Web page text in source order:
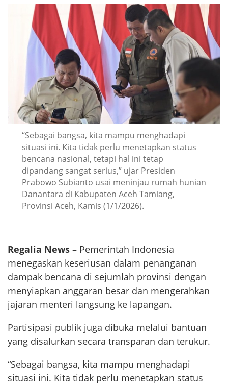
“Sebagai bangsa, kita mampu menghadapi
situasi ini. Kita tidak perlu menetapkan status
bencana nasional, tetapi hal ini tetap
dipandang sangat serius,” ujar Presiden
Prabowo Subianto usai meninjau rumah hunian
Danantara di Kabupaten Aceh Tamiang,
Provinsi Aceh, Kamis (1/1/2026).
Regalia News – Pemerintah Indonesia
menegaskan keseriusan dalam penanganan
dampak bencana di sejumlah provinsi dengan
menyiapkan anggaran besar dan mengerahkan
jajaran menteri langsung ke lapangan.
Partisipasi publik juga dibuka melalui bantuan
yang disalurkan secara transparan dan terukur.
“Sebagai bangsa, kita mampu menghadapi
situasi ini. Kita tidak perlu menetapkan status